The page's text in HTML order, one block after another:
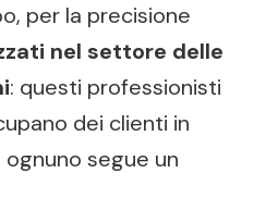
per la precisione
nel settore delle
: questi professionisti
dei clienti in
segue un